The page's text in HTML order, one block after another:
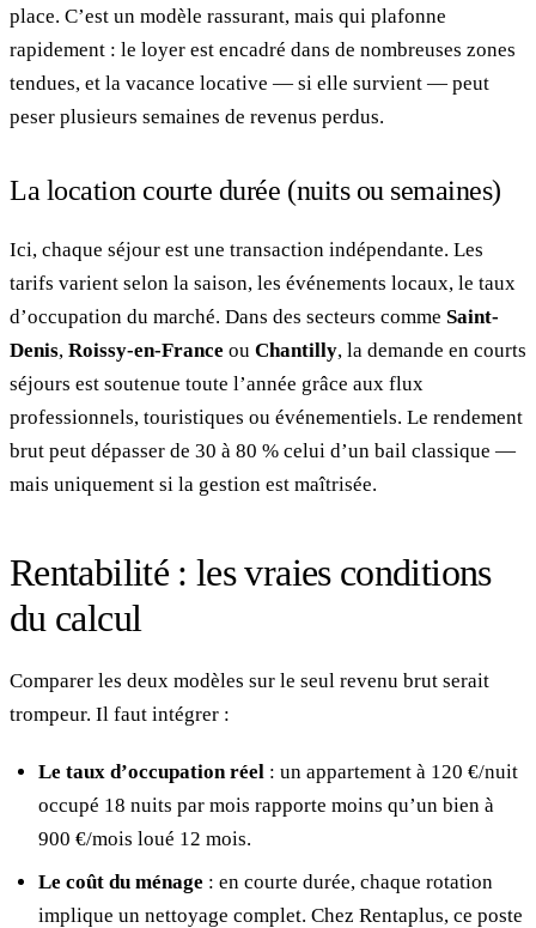
place. C’est un modèle rassurant, mais qui plafonne
rapidement : le loyer est encadré dans de nombreuses zones
tendues, et la vacance locative — si elle survient — peut
peser plusieurs semaines de revenus perdus.
La location courte durée (nuits ou semaines)
Ici, chaque séjour est une transaction indépendante. Les
tarifs varient selon la saison, les événements locaux, le taux
d’occupation du marché. Dans des secteurs comme Saint-
Denis, Roissy-en-France ou Chantilly, la demande en courts
séjours est soutenue toute l’année grâce aux flux
professionnels, touristiques ou événementiels. Le rendement
brut peut dépasser de 30 à 80 % celui d’un bail classique —
mais uniquement si la gestion est maîtrisée.
Rentabilité : les vraies conditions
du calcul
Comparer les deux modèles sur le seul revenu brut serait
trompeur. Il faut intégrer :
Le taux d’occupation réel : un appartement à 120 €/nuit
occupé 18 nuits par mois rapporte moins qu’un bien à
900 €/mois loué 12 mois.
Le coût du ménage : en courte durée, chaque rotation
implique un nettoyage complet. Chez Rentaplus, ce poste